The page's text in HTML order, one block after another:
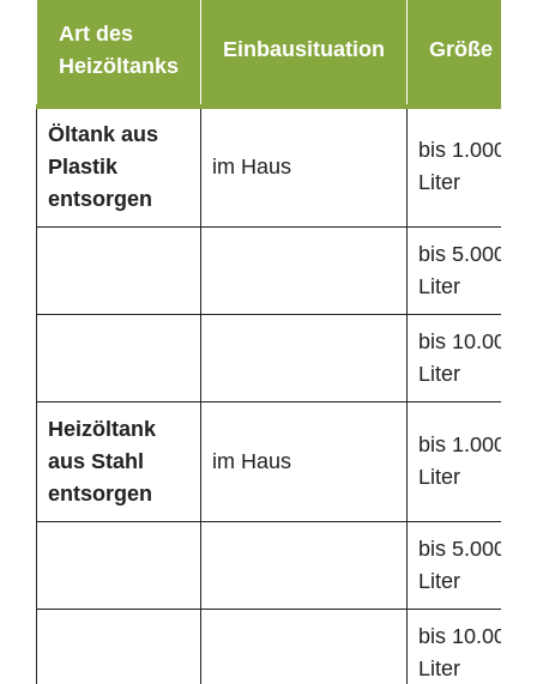
Art des
Heizöltanks
Einbausituation Größe
Öltank aus
Plastik
entsorgen
im Haus
bis 1.000
Liter
bis 5.000
Liter
bis 10.000
Liter
Heizöltank
aus Stahl
entsorgen
im Haus
bis 1.000
Liter
bis 5.000
Liter
bis 10.000
Liter